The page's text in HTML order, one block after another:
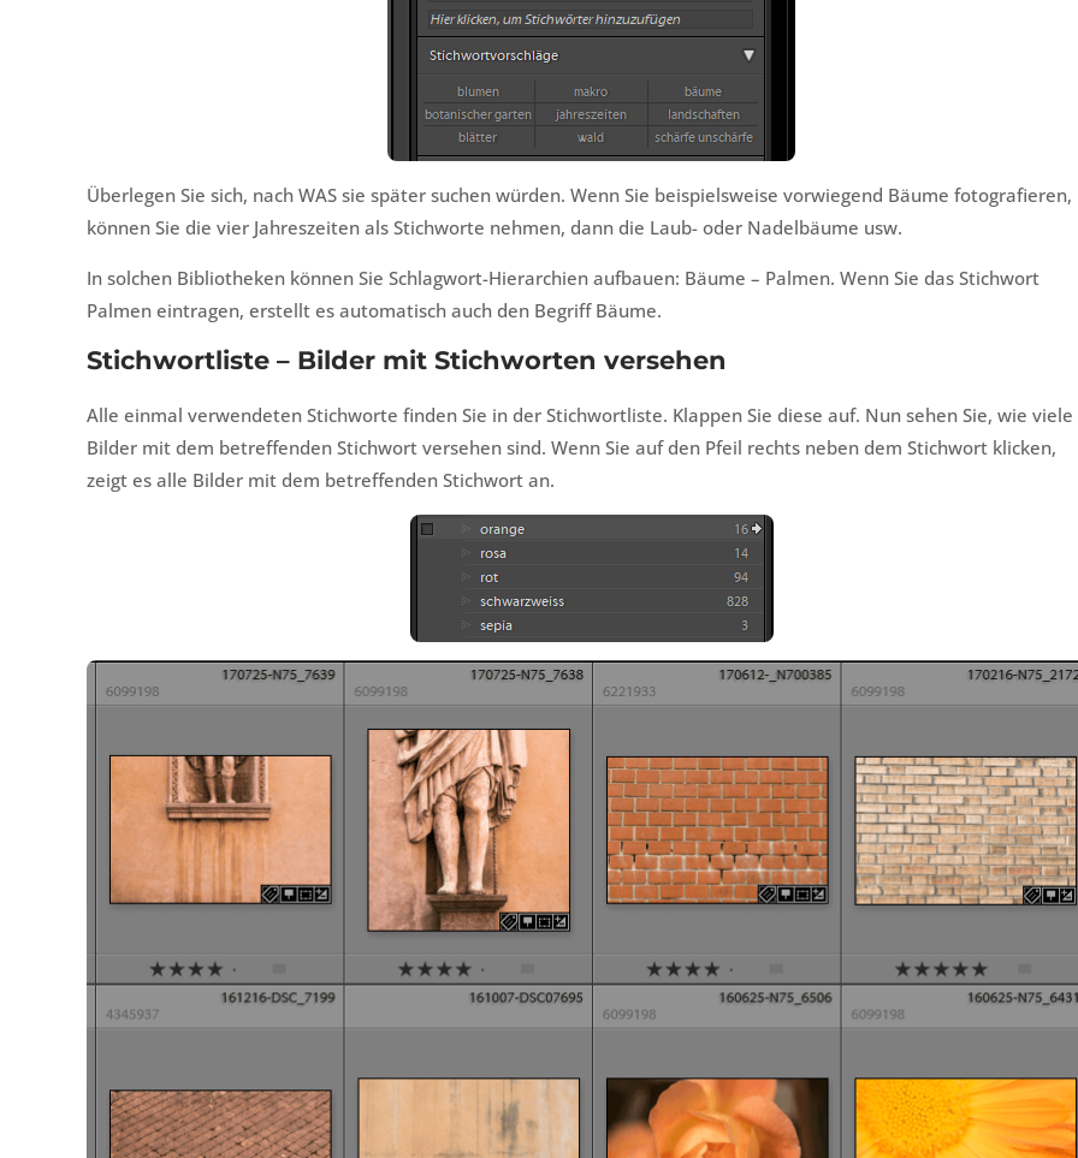
Überlegen Sie sich, nach WAS sie später suchen würden. Wenn Sie beispielsweise vorwiegend Bäume fotografieren,
können Sie die vier Jahreszeiten als Stichworte nehmen, dann die Laub- oder Nadelbäume usw.
In solchen Bibliotheken können Sie Schlagwort-Hierarchien aufbauen: Bäume – Palmen. Wenn Sie das Stichwort
Palmen eintragen, erstellt es automatisch auch den Begriff Bäume.
Stichwortliste – Bilder mit Stichworten versehen
Alle einmal verwendeten Stichworte finden Sie in der Stichwortliste. Klappen Sie diese auf. Nun sehen Sie, wie viele
Bilder mit dem betreffenden Stichwort versehen sind. Wenn Sie auf den Pfeil rechts neben dem Stichwort klicken,
zeigt es alle Bilder mit dem betreffenden Stichwort an.